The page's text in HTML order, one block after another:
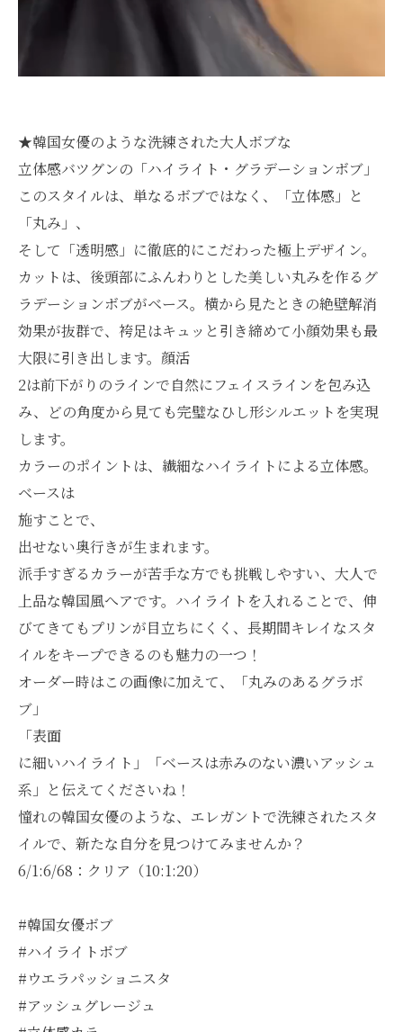
★韓国女優のような洗練された大人ボブな
立体感バツグンの「ハイライト・グラデーションボブ」
このスタイルは、単なるボブではなく、「立体感」と
「丸み」、
そして「透明感」に徹底的にこだわった極上デザイン。
カットは、後頭部にふんわりとした美しい丸みを作るグ
ラデーションボブがベース。横から見たときの絶壁解消
効果が抜群で、袴足はキュッと引き締めて小顔効果も最
大限に引き出します。顔活
2は前下がりのラインで自然にフェイスラインを包み込
み、どの角度から見ても完璧なひし形シルエットを実現
します。
カラーのポイントは、繊細なハイライトによる立体感。
ベースは
施すことで、
出せない奥行きが生まれます。
派手すぎるカラーが苦手な方でも挑戦しやすい、大人で
上品な韓国風へアです。ハイライトを入れることで、伸
びてきてもプリンが目立ちにくく、長期間キレイなスタ
イルをキープできるのも魅力の一つ！
オーダー時はこの画像に加えて、「丸みのあるグラボ
ブ」
「表面
に細いハイライト」「ベースは赤みのない濃いアッシュ
系」と伝えてくださいね！
憧れの韓国女優のような、エレガントで洗練されたスタ
イルで、新たな自分を見つけてみませんか？
6/1:6/68：クリア（10:1:20）
#韓国女優ボブ
#ハイライトボブ
#ウエラパッショニスタ
#アッシュグレージュ